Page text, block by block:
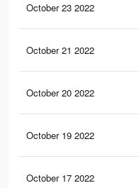
October 23 2022
October 21 2022
October 20 2022
October 19 2022
October 17 2022